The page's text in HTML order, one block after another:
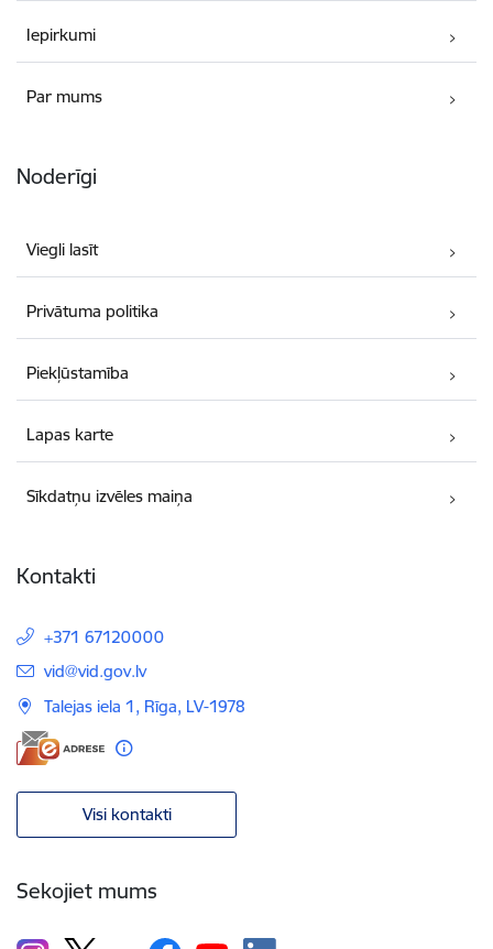
Iepirkumi
Par mums
Noderīgi
Viegli lasīt
Privātuma politika
Piekļūstamība
Lapas karte
Sīkdatņu izvēles maiņa
Kontakti
+371 67120000
E-pasts:
vid@vid.gov.lv
Talejas iela 1, Rīga, LV-1978
Visi kontakti
Sekojiet mums